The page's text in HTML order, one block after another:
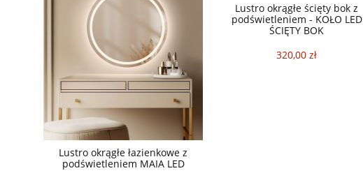
Lustro okrągłe łazienkowe z
podświetleniem MAIA LED
Lustro okrągłe ścięty bok z
podświetleniem - KOŁO LED
ŚCIĘTY BOK
320,00 zł